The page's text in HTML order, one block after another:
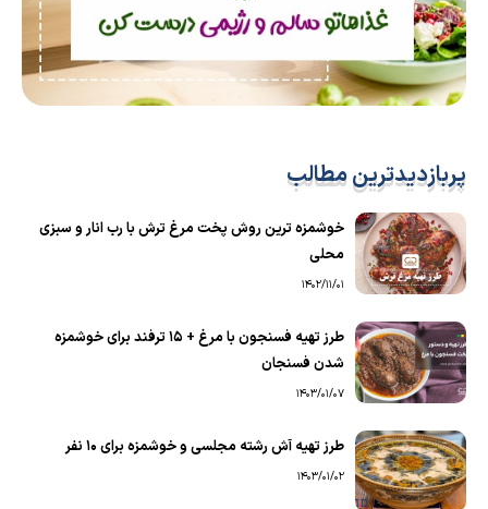
پربازدیدترین مطالب
خوشمزه ترین روش پخت مرغ ترش با رب انار و سبزی
محلی
1402/11/01
طرز تهیه فسنجون با مرغ + 15 ترفند برای خوشمزه
شدن فسنجان
1403/01/07
طرز تهیه آش رشته مجلسی و خوشمزه برای ۱۰ نفر
1403/01/02